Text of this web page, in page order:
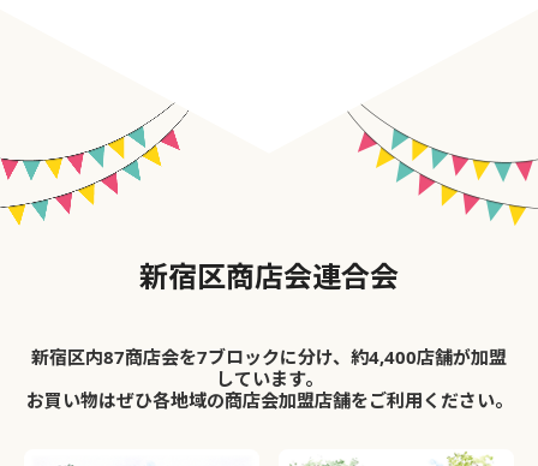
新宿区商店会連合会
新宿区内87商店会を7ブロックに分け、約4,400店舗が加盟
しています。
お買い物はぜひ各地域の商店会加盟店舗をご利用ください。